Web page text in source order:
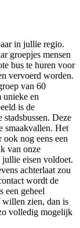
in jullie regio.
groepjes mensen
bus te huren voor
vervoerd worden.
van 60
en
is de
Deze
smaakvallen. Het
nog eens een
van onze
eisen voldoet.
achterlaat zou
wordt de
een geheel
zien, dan is
volledig mogelijk